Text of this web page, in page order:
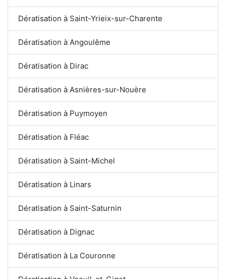
Dératisation à Saint-Yrieix-sur-Charente
Dératisation à Angoulême
Dératisation à Dirac
Dératisation à Asnières-sur-Nouère
Dératisation à Puymoyen
Dératisation à Fléac
Dératisation à Saint-Michel
Dératisation à Linars
Dératisation à Saint-Saturnin
Dératisation à Dignac
Dératisation à La Couronne